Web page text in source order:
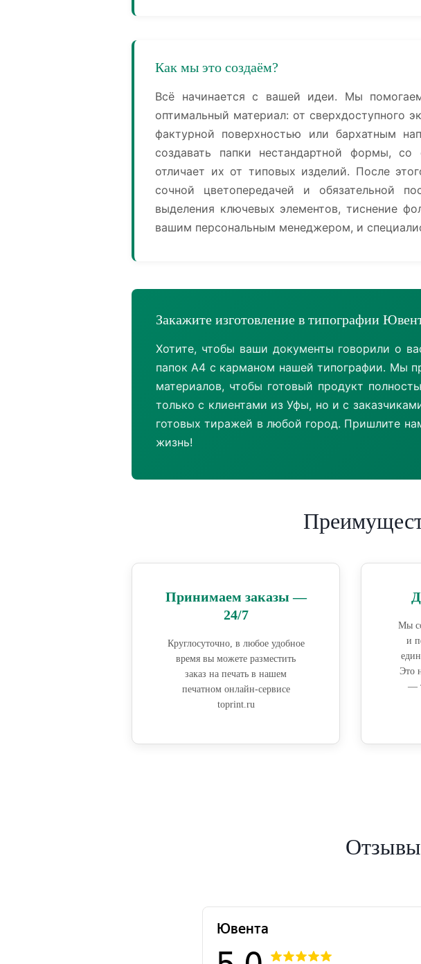
Как мы это создаём?
Всё начинается с вашей идеи. Мы
оптимальный материал: от сверхдоступного
фактурной поверхностью или бархатным
создавать папки нестандартной формы,
отличает их от типовых изделий. После
сочной цветопередачей и обязательной
выделения ключевых элементов, тиснение
вашим персональным менеджером, и
Закажите изготовление в типографии
Хотите, чтобы ваши документы говорили о
папок А4 с карманом нашей типографии. Мы
материалов, чтобы готовый продукт
только с клиентами из Уфы, но и с
готовых тиражей в любой город. Пришлите
жизнь!
Принимаем заказы —
24/7
Круглосуточно, в любое удобное
время вы можете разместить
заказ на печать в нашем
печатном онлайн-сервисе
toprint.ru
Мы
и
Это
—